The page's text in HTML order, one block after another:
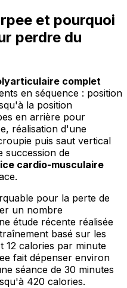
et pourquoi
perdre du
complet
en séquence : position
la position
en arrière pour
réalisation d'une
puis saut vertical
succession de
cardio-musculaire
pour la perte de
un nombre
étude récente réalisée
basé sur les
12 calories par minute
fait dépenser environ
séance de 30 minutes
420 calories.